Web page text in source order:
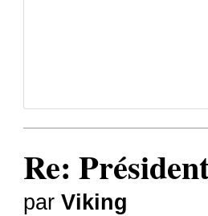
Re:
parViking